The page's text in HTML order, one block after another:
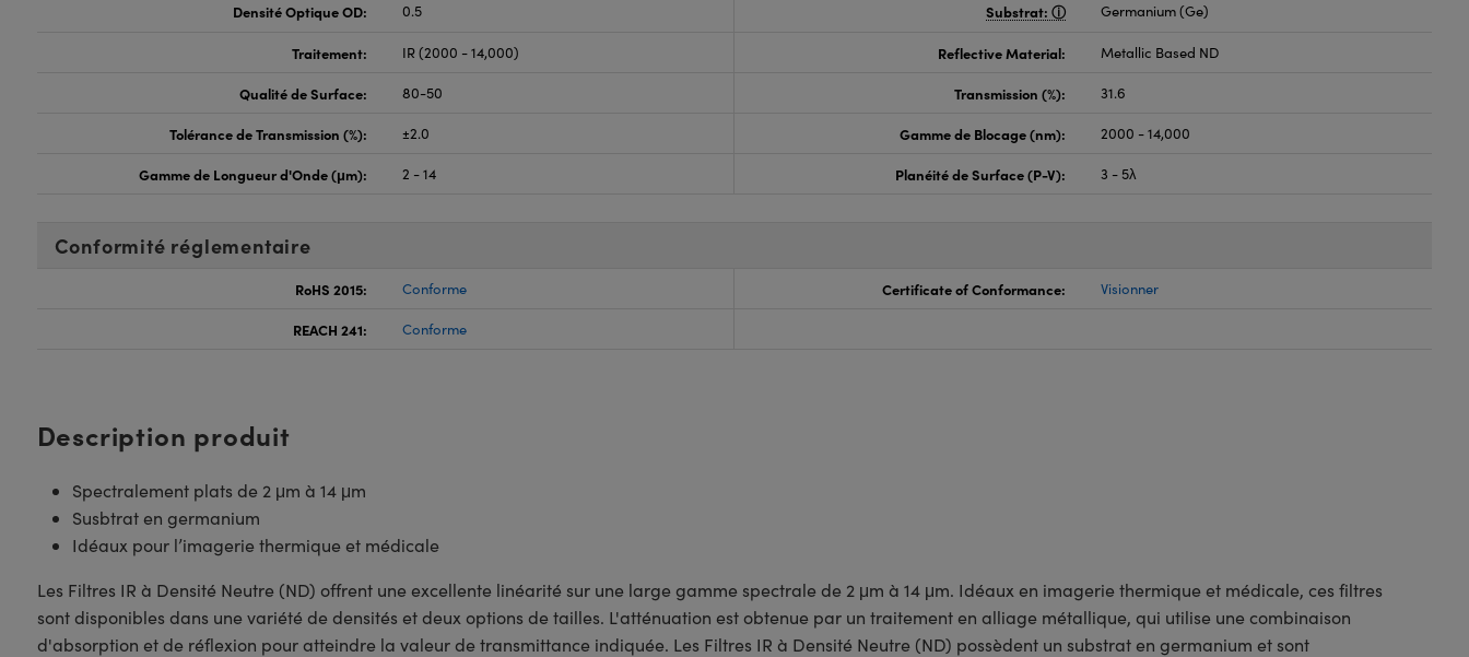
Densité Optique OD: 0.5 Substrat: Germanium (Ge)
Traitement: IR (2000 - 14,000) Reflective Material: Metallic Based ND
Qualité de Surface: 80-50 Transmission (%): 31.6
Tolérance de Transmission (%): ±2.0 Gamme de Blocage (nm): 2000 - 14,000
Gamme de Longueur d'Onde (μm): 2 - 14 Planéité de Surface (P-V): 3 - 5λ
Conformité réglementaire
RoHS 2015: Conforme Certificate of Conformance: Visionner
REACH 241: Conforme
Description produit
Spectralement plats de 2 μm à 14 μm
Susbtrat en germanium
Idéaux pour l’imagerie thermique et médicale
Les Filtres IR à Densité Neutre (ND) offrent une excellente linéarité sur une large gamme spectrale de 2 μm à 14 μm. Idéaux en imagerie thermique et médicale, ces filtres
sont disponibles dans une variété de densités et deux options de tailles. L'atténuation est obtenue par un traitement en alliage métallique, qui utilise une combinaison
d'absorption et de réflexion pour atteindre la valeur de transmittance indiquée. Les Filtres IR à Densité Neutre (ND) possèdent un substrat en germanium et sont